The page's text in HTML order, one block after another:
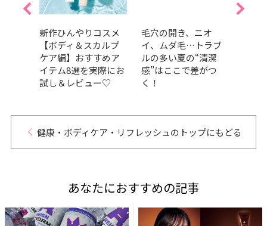
新作ひんやりコスメ
【ボディ＆スカルプ
ケア編】おすすめア
イテム8選を実際にお
試し＆レビュー♡
毛穴の開き、ニオ
イ、ムダ毛…トラブ
ルの多い夏の“清潔
感”はここで差がつ
く！
健康・ボディケア・リフレッシュのトップにもどる
あなたにおすすめの記事